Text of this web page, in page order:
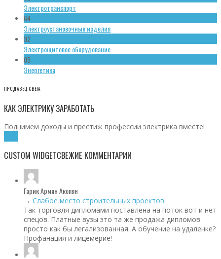
Электротранспорт
64
Электроустановочные изделия
92
Электрощитовое оборудование
05
Энергетика
ПРОДАВЕЦ СВЕТА
КАК ЭЛЕКТРИКУ ЗАРАБОТАТЬ
Поднимем доходы и престиж профессии электрика вместе!
CUSTOM WIDGETСВЕЖИЕ КОММЕНТАРИИ
Гарик Армян Акопян
→ Слабое место строительных проектов
Так торговля дипломами поставлена на поток вот и нет
спецов. Платные вузы это та же продажа дипломов
просто как бы легализованная. А обучение на удаленке?
Профанация и лицемерие!